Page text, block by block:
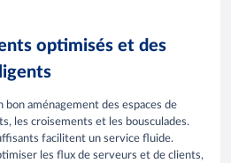
optimisés et des
bon aménagement des espaces de
les croisements et les bousculades.
facilitent un service fluide.
les flux de serveurs et de clients,